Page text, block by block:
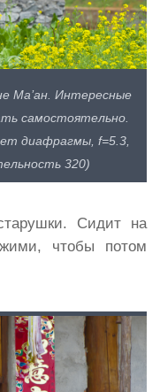
Ма’ан. Интересные
самостоятельно.
диафрагмы, f=5.3,
320)
Сидит на
чтобы потом